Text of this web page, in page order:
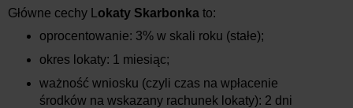
Główne cechy L okaty Skarbonka to:
oprocentowanie: 3% w skali roku (stałe);
okres lokaty: 1 miesiąc;
ważność wniosku (czyli czas na wpłacenie
środków na wskazany rachunek lokaty): 2 dni